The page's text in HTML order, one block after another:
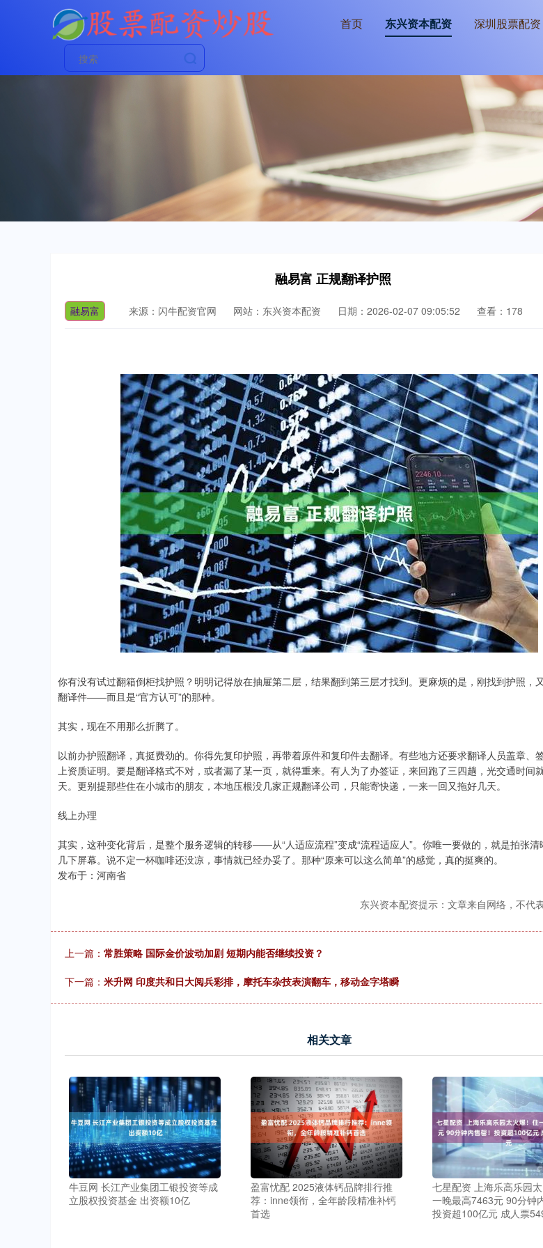
首页 东兴资本配资 深圳股票配资
融易富 正规翻译护照
融易富 来源：闪牛配资官网 网站：东兴资本配资 日期：2026-02-07 09:05:52 查看：178
你有没有试过翻箱倒柜找护照？明明记得放在抽屉第二层，结果翻到第三层才找到。更麻烦的是，刚找到护照，
翻译件——而且是“官方认可”的那种。
其实，现在不用那么折腾了。
以前办护照翻译，真挺费劲的。你得先复印护照，再带着原件和复印件去翻译。有些地方还要求翻译人员盖章、
上资质证明。要是翻译格式不对，或者漏了某一页，就得重来。有人为了办签证，来回跑了三四趟，光交通时间
天。更别提那些住在小城市的朋友，本地压根没几家正规翻译公司，只能寄快递，一来一回又拖好几天。
线上办理
其实，这种变化背后，是整个服务逻辑的转移——从“人适应流程”变成“流程适应人”。你唯一要做的，就是拍张清
几下屏幕。说不定一杯咖啡还没凉，事情就已经办妥了。那种“原来可以这么简单”的感觉，真的挺爽的。
发布于：河南省
东兴资本配资提示：文章来自网络，不代
上一篇： 常胜策略 国际金价波动加剧 短期内能否继续投资？
下一篇： 米升网 印度共和日大阅兵彩排，摩托车杂技表演翻车，移动金字塔瞬
相关文章
牛豆网 长江产业集团工银投资等成
立股权投资基金 出资额10亿
盈富忧配 2025液体钙品牌排行推
荐：inne领衔，全年龄段精准补钙
首选
七星配资 上海乐高乐园
一晚最高7463元 90分钟
投资超100亿元 成人票
深证成指 14110.12 -34.08 -0.24% 沪深300 4651.31 -6.85